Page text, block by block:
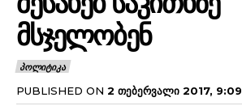
ᲛᲡᲯᲔᲚᲝᲑᲔᲜ
ᲞᲝᲚᲘᲢᲘᲙᲐ
PUBLISHED ON 2 ᲗᲔᲑᲔᲠᲕᲐᲚᲘ 2017, 9:09